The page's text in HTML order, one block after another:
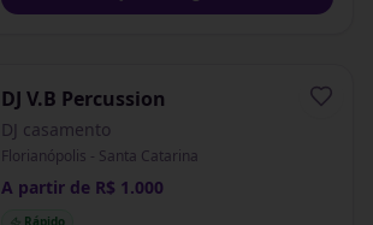
DJ V.B Percussion
DJ casamento
Florianópolis - Santa Catarina
A partir de R$ 1.000
Rápido